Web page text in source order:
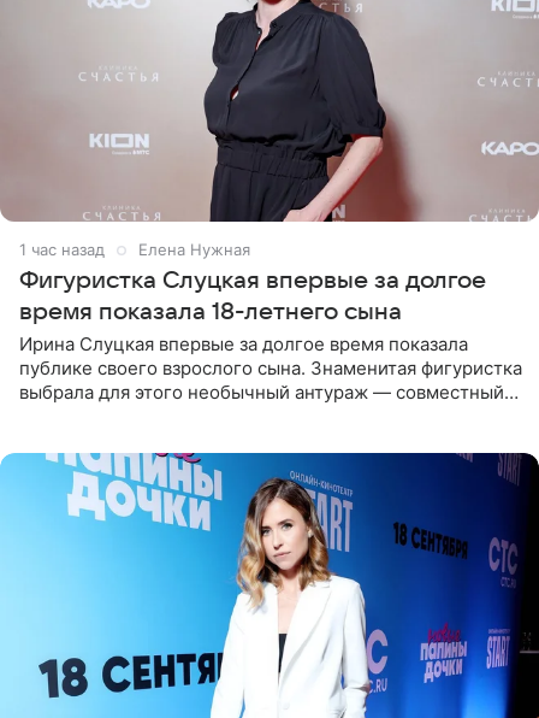
1 час назад Елена Нужная
Фигуристка Слуцкая впервые за долгое
время показала 18-летнего сына
Ирина Слуцкая впервые за долгое время показала
публике своего взрослого сына. Знаменитая фигуристка
выбрала для этого необычный антураж — совместный